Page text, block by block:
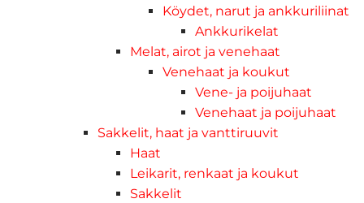
Köydet, narut ja ankkuriliinat
Ankkurikelat
Melat, airot ja venehaat
Venehaat ja koukut
Vene- ja poijuhaat
Venehaat ja poijuhaat
Sakkelit, haat ja vanttiruuvit
Haat
Leikarit, renkaat ja koukut
Sakkelit